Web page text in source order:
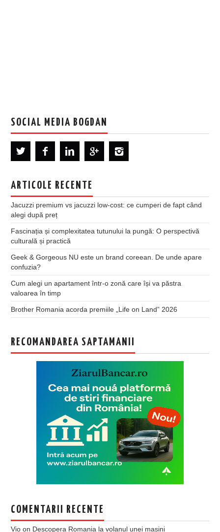
SOCIAL MEDIA BOGDAN
ARTICOLE RECENTE
Jacuzzi premium vs jacuzzi low-cost: ce cumperi de fapt când
alegi după preț
Fascinația și complexitatea tutunului la pungă: O perspectivă
culturală și practică
Geek & Gorgeous NU este un brand coreean. De unde apare
confuzia?
Cum alegi un apartament într-o zonă care își va păstra
valoarea în timp
Brother Romania acorda premiile „Life on Land” 2026
RECOMANDAREA SAPTAMANII
COMENTARII RECENTE
Vio on Descopera Romania la volanul unei masini